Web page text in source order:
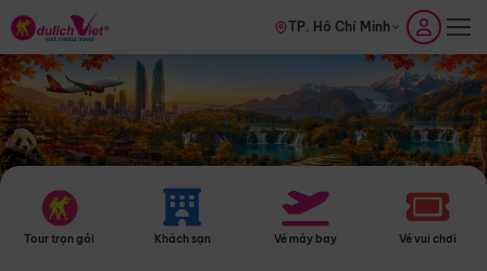
TP. Hồ Chí Minh
Tour trọn gói Khách sạn Vé máy bay Vé vui chơi